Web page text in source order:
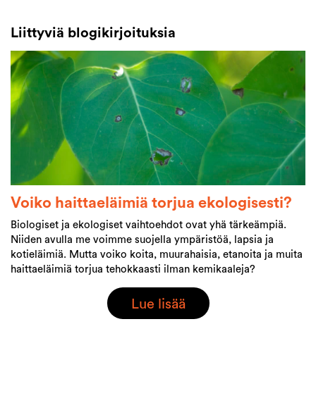
Liittyviä blogikirjoituksia
Voiko haittaeläimiä torjua ekologisesti?
Biologiset ja ekologiset vaihtoehdot ovat yhä tärkeämpiä.
Niiden avulla me voimme suojella ympäristöä, lapsia ja
kotieläimiä. Mutta voiko koita, muurahaisia, etanoita ja muita
haittaeläimiä torjua tehokkaasti ilman kemikaaleja?
Lue lisää